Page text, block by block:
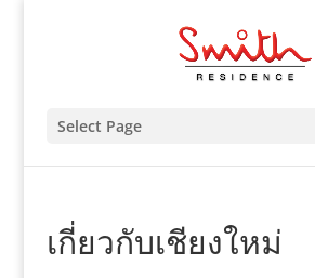
Select Page
เกี่ยวกับเชียงใหม่